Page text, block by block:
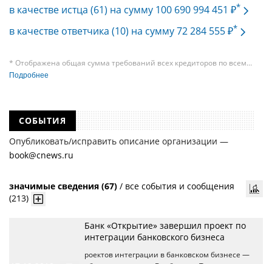
в качестве истца (61) на сумму 100 690 994 451 ₽*
в качестве ответчика (10) на сумму 72 284 555 ₽*
* Отображена общая сумма требований всех кредиторов по всем
судебным делам, в рамках которых компания подавала требования
в одном таком деле может быть несколько десятков, а размеры сумм
требований одних могут быть больше или меньше размеров
Подробнее
СОБЫТИЯ
Опубликовать/исправить описание организации —
book@cnews.ru
значимые сведения (67) / все события и сообщения
(213)
Банк «Открытие» завершил проект по
интеграции банковского бизнеса
роектов интеграции в банковском бизнесе —